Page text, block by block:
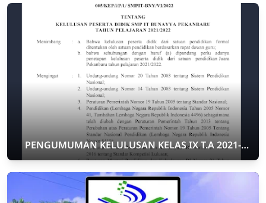
PENGUMUMAN KELULUSAN KELAS IX T.A 2021-
2022